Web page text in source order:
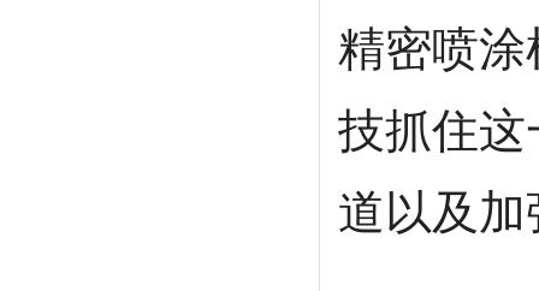
精密喷
技抓住
道以及